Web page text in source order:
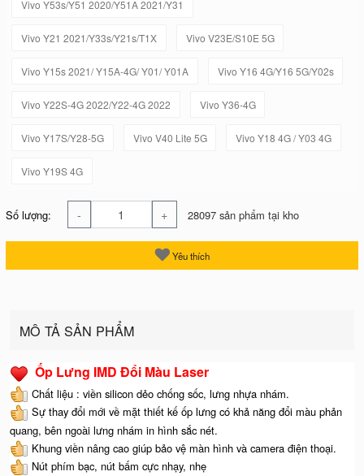
Vivo Y53s/Y51 2020/Y51A 2021/Y31
Vivo Y21 2021/Y33s/Y21s/T1X Vivo V23E/S10E 5G
Vivo Y15s 2021/ Y15A-4G/ Y01/ Y01A Vivo Y16 4G/Y16 5G/Y02s
Vivo Y22S-4G 2022/Y22-4G 2022 Vivo Y36-4G
Vivo Y17S/Y28-5G Vivo V40 Lite 5G Vivo Y18 4G / Y03 4G
Vivo Y19S 4G
Số lượng: - + 28097 sản phẩm tại kho
Yêu thích
MÔ TẢ SẢN PHẨM
Ốp Lưng IMD Đổi Màu Laser
Chất liệu : viền silicon dẻo chống sốc, lưng nhựa nhám.
Sự thay đổi mới về mặt thiết kế ốp lưng có khả năng đổi màu phản
quang, bên ngoài lưng nhám in hình sắc nét.
Khung viền nâng cao giúp bảo vệ màn hình và camera điện thoại.
Nút phím bạc, nút bấm cực nhạy, nhẹ